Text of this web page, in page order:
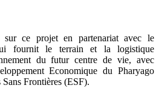
ce projet en partenariat avec le
fournit le terrain et la logistique
du futur centre de vie, avec
Economique du Pharyago
Frontières (ESF).